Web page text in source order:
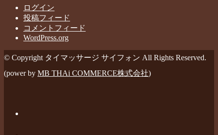
ログイン
投稿フィード
コメントフィード
WordPress.org
© Copyright タイマッサージ サイフォン All Rights Reserved.
(power by MB THAi COMMERCE株式会社)